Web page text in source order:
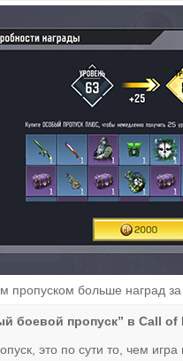
пропуском больше наград за
боевой пропуск” в Call of
это по сути то, чем